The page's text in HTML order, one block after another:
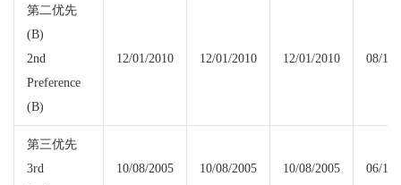
第二优先
(B)
2nd
Preference
(B)
12/01/2010 12/01/2010 12/01/2010 08/15/
第三优先
3rd
10/08/2005 10/08/2005 10/08/2005 06/15/